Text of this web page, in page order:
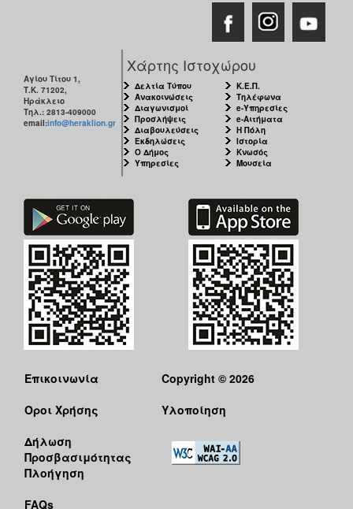
Αγίου Τίτου 1,
Τ.Κ. 71202,
Ηράκλειο
Τηλ.: 2813-409000
email:info@heraklion.gr
Χάρτης Ιστοχώρου
Δελτία Τύπου
Ανακοινώσεις
Διαγωνισμοί
Προσλήψεις
Διαβουλεύσεις
Εκδηλώσεις
Ο Δήμος
Υπηρεσίες
Κ.Ε.Π.
Τηλέφωνα
e-Υπηρεσίες
e-Αιτήματα
Η Πόλη
Ιστορία
Κνωσός
Μουσεία
Επικοινωνία
Όροι Χρήσης
Δήλωση
Προσβασιμότητας
Πλοήγηση
FAQs
Copyright © 2026
Υλοποίηση